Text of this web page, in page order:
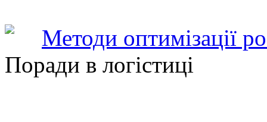
Методи оптимізації
Поради в логістиці